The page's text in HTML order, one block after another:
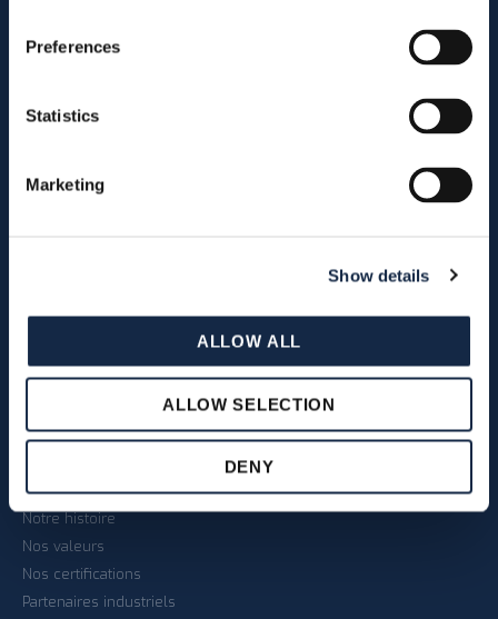
Preferences
Statistics
Marketing
Show details
ALLOW ALL
ALLOW SELECTION
DENY
personnellesje donne mon
consentement pour recevoir
des newsletters par e-mail.
Notre histoire
Nos valeurs
Nos certifications
Partenaires industriels